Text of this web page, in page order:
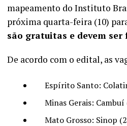
mapeamento do Instituto
próxima quarta-feira (10)
são gratuitas e devem
De acordo com o edital, as
Espírito Santo:
Minas Gerais: Cambuí
Mato Grosso: Sinop